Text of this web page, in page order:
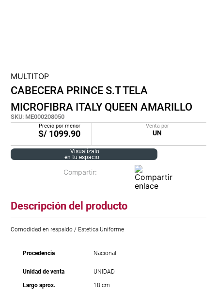
MULTITOP
CABECERA PRINCE S.T TELA
MICROFIBRA ITALY QUEEN AMARILLO
SKU: ME000208050
Precio por menor
S/ 1099.90
Venta por
UN
Visualízalo
en tu espacio
Descripción del producto
Comodidad en respaldo / Estetica Uniforme
Procedencia Nacional
Unidad de venta
UNIDAD
Largo aprox.
18 cm